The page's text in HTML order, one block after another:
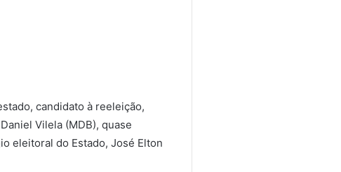
candidato à reeleição,
Vilela (MDB), quase
eleitoral do Estado, José Elton